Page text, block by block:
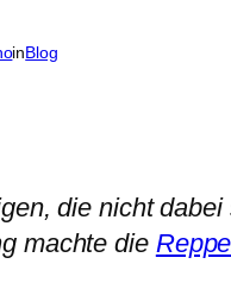
inBlog
die nicht
machte die